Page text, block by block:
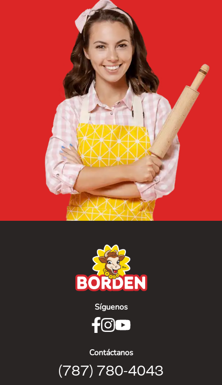
Síguenos
Contáctanos
(787) 780-4043